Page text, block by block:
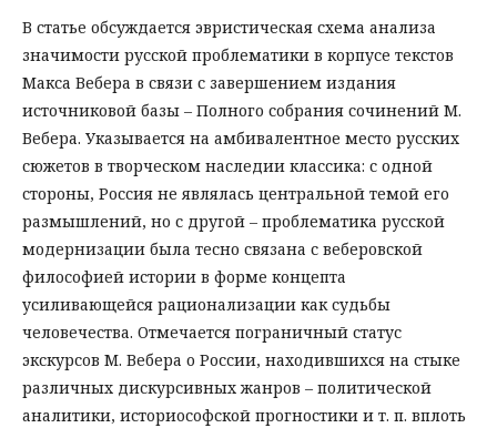
В статье обсуждается эвристическая схема анализа
значимости русской проблематики в корпусе текстов
Макса Вебера в связи с завершением издания
источниковой базы – Полного собрания сочинений М.
Вебера. Указывается на амбивалентное место русских
сюжетов в творческом наследии классика: с одной
стороны, Россия не являлась центральной темой его
размышлений, но с другой – проблематика русской
модернизации была тесно связана с веберовской
философией истории в форме концепта
усиливающейся рационализации как судьбы
человечества. Отмечается пограничный статус
экскурсов М. Вебера о России, находившихся на стыке
различных дискурсивных жанров – политической
аналитики, историософской прогностики и т. п. вплоть